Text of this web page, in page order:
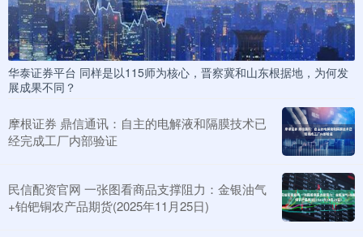
华泰证券平台 同样是以115师为核心，晋察冀和山东根据地，为何发
展成果不同？
摩根证券 鼎信通讯：自主的电解液和隔膜技术已
经完成工厂内部验证
民信配资官网 一张图看商品支撑阻力：金银油气
+铂钯铜农产品期货(2025年11月25日)